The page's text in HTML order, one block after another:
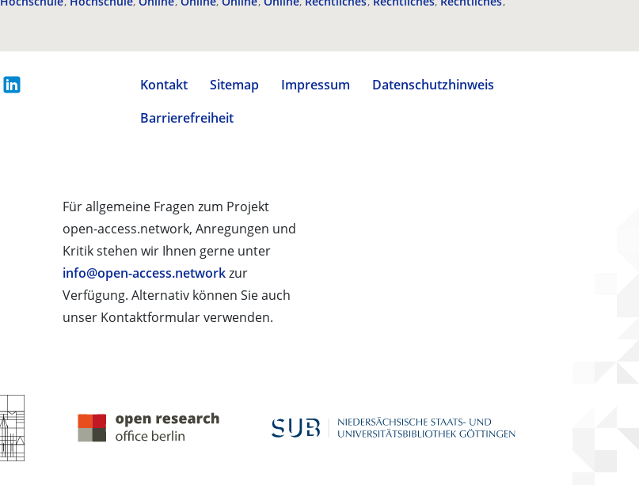
Kontakt Sitemap Impressum
Datenschutzhinweis
Barrierefreiheit
Für allgemeine Fragen zum Projekt
open-access.network, Anregungen und
Kritik stehen wir Ihnen gerne unter
info@open-access.networkzur
Verfügung. Alternativ können Sie auch
unser Kontaktformular verwenden.